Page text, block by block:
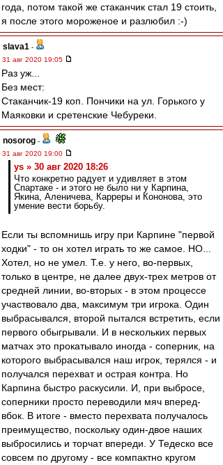
года, потом такой же стаканчик стал 19 стоить,
я после этого мороженое и разлюбил :-)
slava1 -
31 авг 2020 19:05
Раз уж...
Без мест:
Cтаканчик-19 коп. Пончики на ул. Горького у
Маяковки и сретенские Чебуреки.
nosorog -
31 авг 2020 19:00
ys » 30 авг 2020 18:26
Что конкретно радует и удивляет в этом
Спартаке - и этого не было ни у Карпина,
Якина, Аленичева, Карреры и Кононова, это
умение вести борьбу.
Если ты вспомнишь игру при Карпине "первой
ходки" - то он хотел играть то же самое. НО...
Хотел, но не умел. Т.е. у него, во-первых,
только в центре, не далее двух-трех метров от
средней линии, во-вторых - в этом процессе
участвовало два, максимум три игрока. Один
выбрасывался, второй пытался встретить, если
первого обыгрывали. И в нескольких первых
матчах это прокатывало иногда - соперник, на
которого выбрасывался наш игрок, терялся - и
получался перехват и острая контра. Но
Карпина быстро раскусили. И, при выбросе,
соперники просто переводили мяч вперед-
вбок. В итоге - вместо перехвата получалось
преимущество, поскольку один-двое наших
выбросились и торчат впереди. У Тедеско все
совсем по другому - все компактно кругом